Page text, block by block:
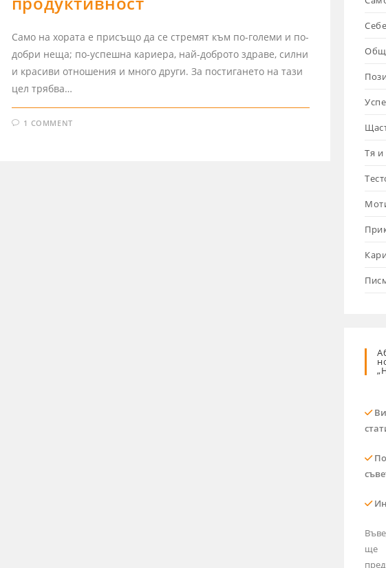
Само на хората е присъщо да се стремят към по-големи и по-
добри неща; по-успешна кариера, най-доброто здраве, силни
и красиви отношения и много други. За постигането на тази
цел трябва…
1 COMMENT
Тя и
ще